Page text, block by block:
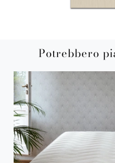
Potrebbero